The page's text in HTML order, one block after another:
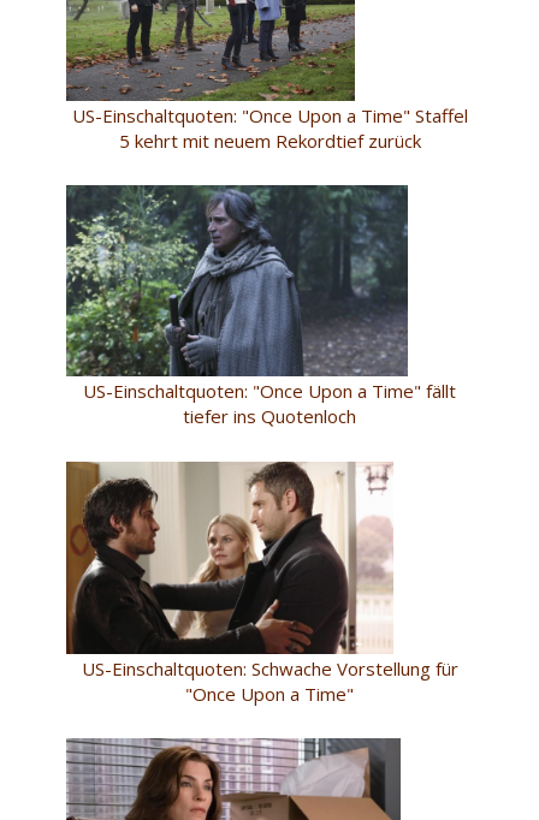
US-Einschaltquoten: "Once Upon a Time" Staffel
5 kehrt mit neuem Rekordtief zurück
US-Einschaltquoten: "Once Upon a Time" fällt
tiefer ins Quotenloch
US-Einschaltquoten: Schwache Vorstellung für
"Once Upon a Time"